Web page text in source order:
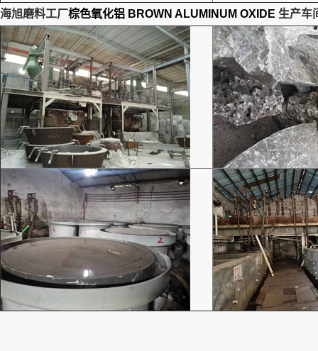
海旭磨料工厂棕色氧化铝 BROWN ALUMINUM OXIDE 生产车